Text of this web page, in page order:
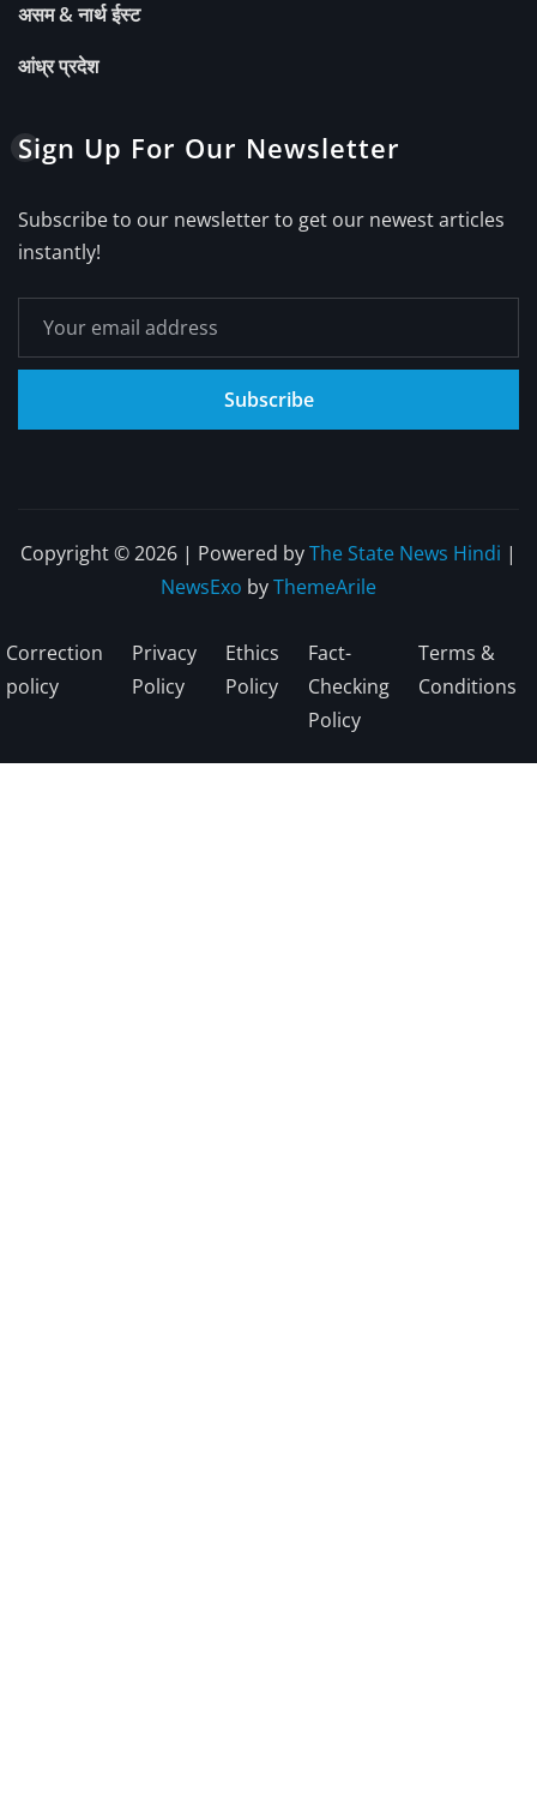
असम & नार्थ ईस्ट
आंध्र प्रदेश
Sign Up For Our Newsletter
Subscribe to our newsletter to get our newest articles
instantly!
Subscribe
Copyright © 2026 | Powered byThe State News Hindi |
NewsExo byThemeArile
Correction
policy
Privacy
Policy
Ethics
Policy
Fact-
Checking
Policy
Terms &
Conditions